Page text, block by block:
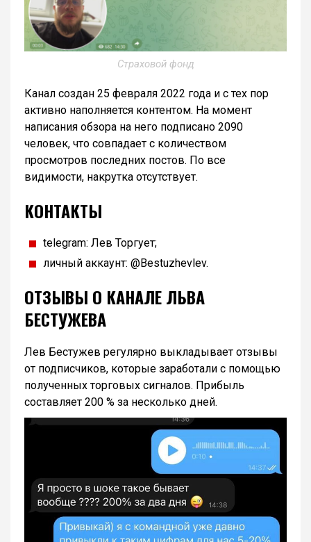
Страховой фонд
Канал создан 25 февраля 2022 года и с тех пор
активно наполняется контентом. На момент
написания обзора на него подписано 2090
человек, что совпадает с количеством
просмотров последних постов. По все
видимости, накрутка отсутствует.
КОНТАКТЫ
telegram: Лев Торгует;
личный аккаунт: @Bestuzhevlev.
ОТЗЫВЫ О КАНАЛЕ ЛЬВА
БЕСТУЖЕВА
Лев Бестужев регулярно выкладывает отзывы
от подписчиков, которые заработали с помощью
полученных торговых сигналов. Прибыль
составляет 200 % за несколько дней.